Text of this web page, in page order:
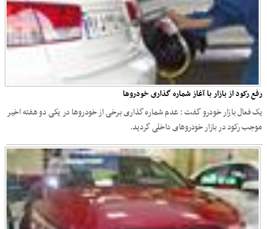
رفع رکود از بازار با آغاز شماره گذاری خودروها
یک فعال بازار خودرو گفت : عدم شماره گذاری برخی از خودروها در یکی دو هفته اخیر
موجب رکود در بازار خودروهای داخلی گردید.